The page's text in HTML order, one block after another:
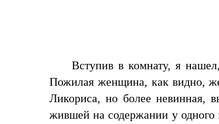
Вступив в комнату, я
Пожилая женщина, как видно,
Ликориса, но более невинная,
жившей на содержании у одного